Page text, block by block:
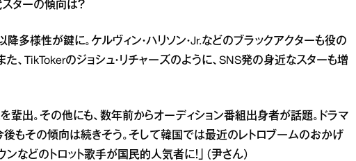
ターの傾向は？
多様性が鍵に。ケルヴィン・ハリソン・Jr.などのブラックアクターも役の
、TikTokerのジョシュ・リチャーズのように、SNS発の身近なスターも増
輩出。その他にも、数年前からオーディション番組出身者が話題。ドラマ
後もその傾向は続きそう。そして韓国では最近のレトロブームのおかげ
ンなどのトロット歌手が国民的人気者に！」（尹さん）